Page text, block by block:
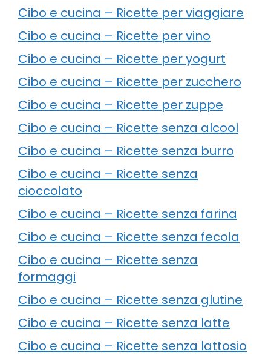
Cibo e cucina – Ricette per viaggiare
Cibo e cucina – Ricette per vino
Cibo e cucina – Ricette per yogurt
Cibo e cucina – Ricette per zucchero
Cibo e cucina – Ricette per zuppe
Cibo e cucina – Ricette senza alcool
Cibo e cucina – Ricette senza burro
Cibo e cucina – Ricette senza
cioccolato
Cibo e cucina – Ricette senza farina
Cibo e cucina – Ricette senza fecola
Cibo e cucina – Ricette senza
formaggi
Cibo e cucina – Ricette senza glutine
Cibo e cucina – Ricette senza latte
Cibo e cucina – Ricette senza lattosio